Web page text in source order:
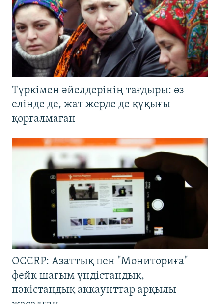
Түркімен әйелдерінің тағдыры: өз
елінде де, жат жерде де құқығы
қорғалмаған
OCCRP: Азаттық пен "Мониториға"
фейк шағым үндістандық,
пәкістандық аккаунттар арқылы